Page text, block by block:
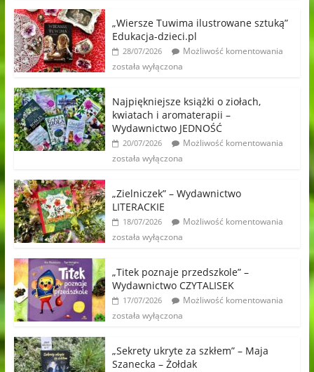
„Wiersze Tuwima ilustrowane sztuką”
Edukacja-dzieci.pl
28/07/2026
Możliwość komentowania
została wyłączona
Najpiękniejsze książki o ziołach,
kwiatach i aromaterapii –
Wydawnictwo JEDNOŚĆ
20/07/2026
Możliwość komentowania
została wyłączona
„Zielniczek” – Wydawnictwo
LITERACKIE
18/07/2026
Możliwość komentowania
została wyłączona
„Titek poznaje przedszkole” –
Wydawnictwo CZYTALISEK
17/07/2026
Możliwość komentowania
została wyłączona
„Sekrety ukryte za szkłem” – Maja
Szanecka – Żołdak